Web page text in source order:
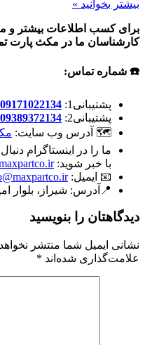
بیشتر بخوانید »
برای کسب اطلاعات بیشتر و
کارشناسان ما در مکث پارت
☎️ شماره تماس:
پشتیبانی1:
09171022134
پشتیبانی2:
09389372134
🗺 آدرس وب سایت:
ما را در اینستاگرام
با خبر شوید:
📧 ایمیل:
📍آدرس: شیراز، بلوار
دیدگاهتان را بنویسید
نشانی ایمیل شما منتشر
علامت‌گذاری شده‌اند *